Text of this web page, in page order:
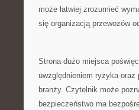
może łatwiej zrozumieć
się organizacją przewozów
Strona dużo miejsca
uwzględnieniem ryzyka oraz
branży. Czytelnik może
bezpieczeństwo ma